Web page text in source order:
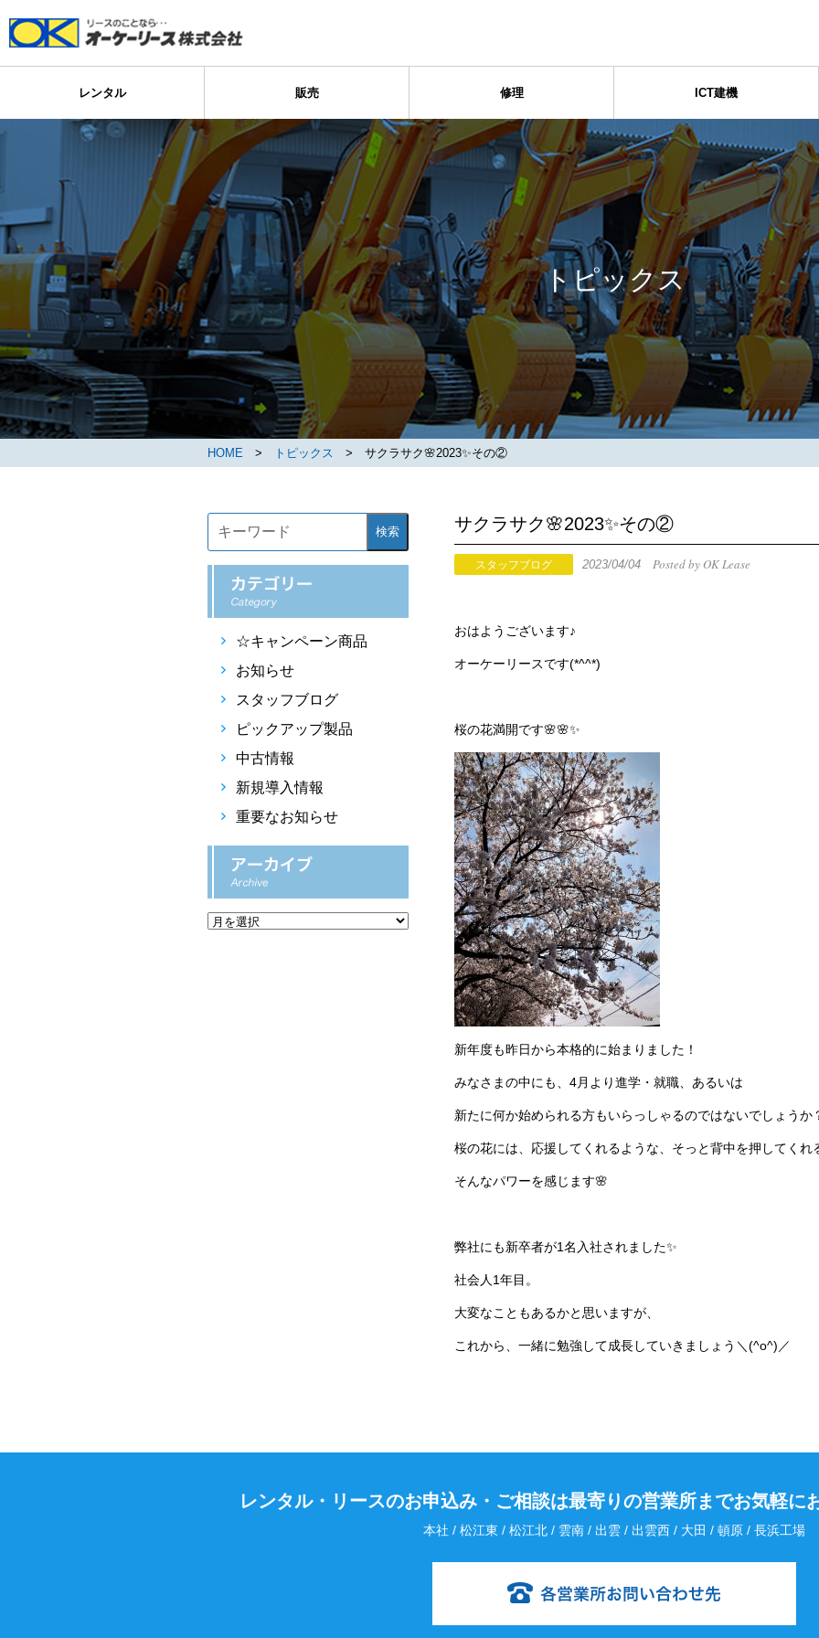
レンタル 販売 修理 ICT建機
トピックス
HOME > トピックス > サクラサク🌸2023✨その②
サクラサク🌸2023✨その②
スタッフブログ 2023/04/04 Posted by OK Lease
おはようございます♪
オーケーリースです(*^^*)
桜の花満開です🌸🌸✨
新年度も昨日から本格的に始まりました！
みなさまの中にも、4月より進学・就職、あるいは
新たに何か始められる方もいらっしゃるのではないでしょうか
桜の花には、応援してくれるような、そっと背中を押してくれ
そんなパワーを感じます🌸
弊社にも新卒者が1名入社されました✨
社会人1年目。
大変なこともあるかと思いますが、
これから、一緒に勉強して成長していきましょう＼(^o^)／
検索
☆キャンペーン商品
お知らせ
スタッフブログ
ピックアップ製品
中古情報
新規導入情報
重要なお知らせ
レンタル・リースのお申込み・ ご相談は最寄りの営業所までお気軽に
本社 / 松江東 / 松江北 / 雲南 / 出雲 / 出雲西 / 大田 / 頓原 / 長浜工場